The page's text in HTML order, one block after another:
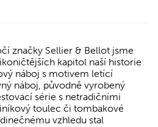
značky Sellier & Bellot jsme
kapitol naší historie
náboj s motivem letící
náboj, původně vyrobený
série s netradičními
toulec či tombakové
vzhledu stal